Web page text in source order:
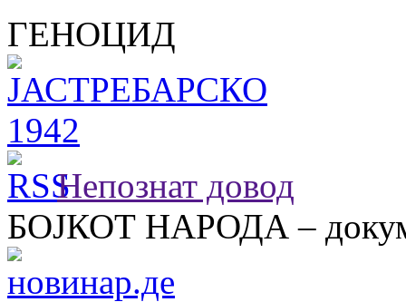
ГЕНОЦИД
Непознат довод
БОЈКОТ НАРОДА –